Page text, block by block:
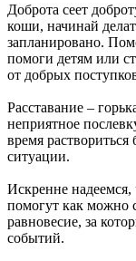
Доброта сеет
коши, начинай
запланировано.
помоги детям или
от добрых
Расставание –
неприятное
время
ситуации.
Искренне надеемся,
помогут как можно
равновесие, за
событий.